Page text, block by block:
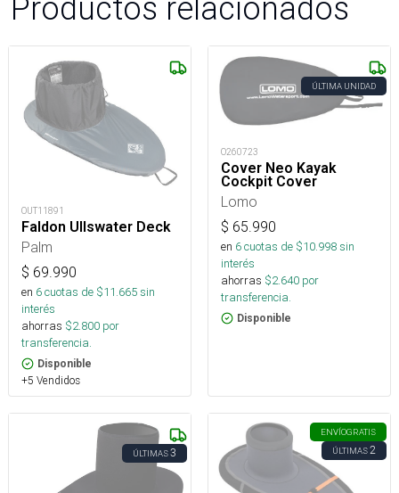
Productos relacionados
OUT11891
Faldon Ullswater Deck
Palm
$ 69.990
en 6cuotas de $11.665sin
interés
ahorras $2.800 por
transferencia.
Disponible
+5 Vendidos
ÚLTIMA UNIDAD
O260723
Cover Neo Kayak
Cockpit Cover
Lomo
$ 65.990
en 6cuotas de $10.998sin
interés
ahorras $2.640 por
transferencia.
Disponible
ÚLTIMAS3
ENVÍOGRATIS
ÚLTIMAS2